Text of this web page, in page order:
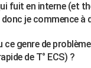
fuit en interne (et
donc je commence à
genre de
de T° ECS) ?